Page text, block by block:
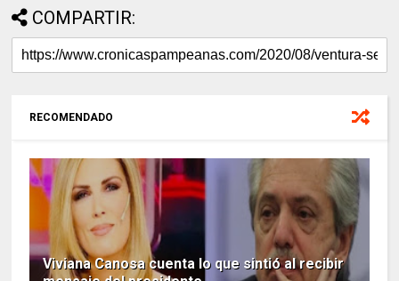
COMPARTIR:
RECOMENDADO
Viviana Canosa cuenta lo que sintió al recibir